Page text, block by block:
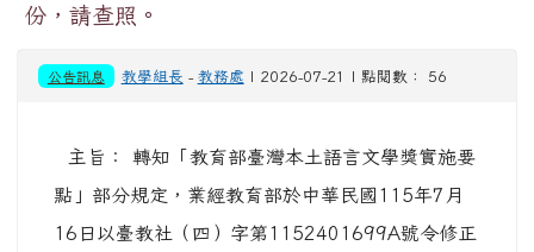
份，請查照。
公告訊息 教學組長 - 教務處 | 2026-07-21 | 點閱數： 56
主旨： 轉知「教育部臺灣本土語言文學獎實施要
點」部分規定，業經教育部於中華民國115年7月
16日以臺教社（四）字第1152401699A號令修正